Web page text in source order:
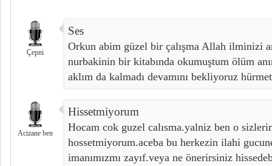
Çepni
Ses
Orkun abim güzel bir çalışma Allah ilminizi
nurbakinin bir kitabında okumuştum ölüm
aklım da kalmadı devamını bekliyoruz
Acizane ben
Hissetmiyorum
Hocam cok guzel calısma.yalniz ben o
hossetmiyorum.aceba bu herkezin ilahi
imanımızmı zayıf.veya ne önerirsiniz